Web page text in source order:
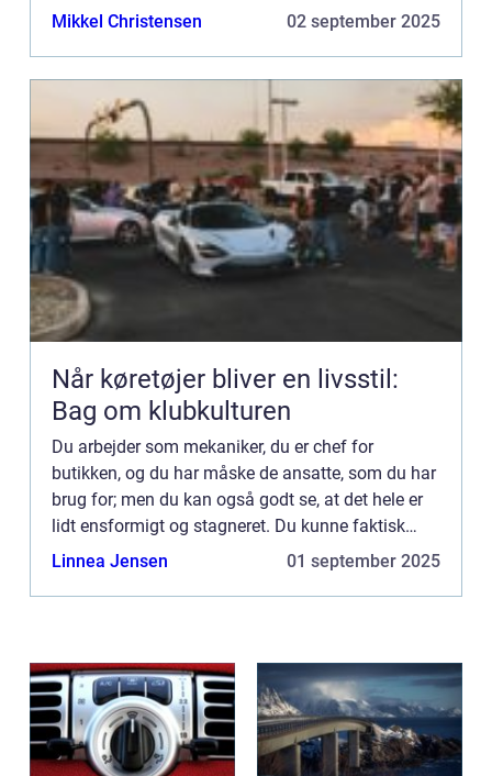
godt tænke dig en SoMe-medarbejder, må...
Mikkel Christensen 02 september 2025
Når køretøjer bliver en livsstil:
Bag om klubkulturen
Du arbejder som mekaniker, du er chef for
butikken, og du har måske de ansatte, som du har
brug for; men du kan også godt se, at det hele er
lidt ensformigt og stagneret. Du kunne faktisk
godt tænke dig en SoMe-medarbejder, må...
Linnea Jensen 01 september 2025